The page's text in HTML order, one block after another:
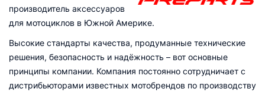
производитель аксессуаров
для мотоциклов в Южной Америке.
Высокие стандарты качества, продуманные технические
решения, безопасность и надёжность – вот основные
принципы компании. Компания постоянно сотрудничает с
дистрибьюторами известных мотобрендов по производству